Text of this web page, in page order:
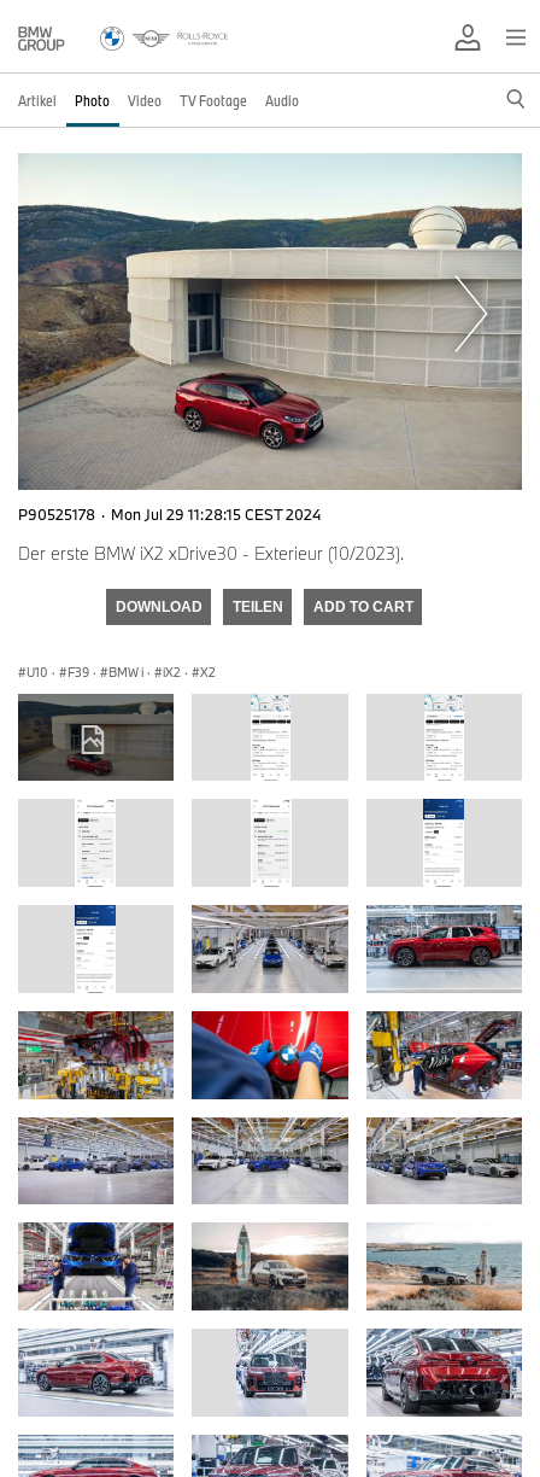
Artikel Photo Video TV Footage Audio
P90525178 · Mon Jul 29 11:28:15 CEST 2024
Der erste BMW iX2 xDrive30 - Exterieur (10/2023).
DOWNLOAD TEILEN ADD TO CART
U10 · F39 · BMW i · iX2 · X2